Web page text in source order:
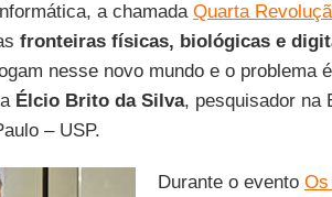
a chamada Quarta
fronteiras físicas, biológicas e
nesse novo mundo e o problema
Élcio Brito da Silva, pesquisador na
– USP.
Durante o evento Os